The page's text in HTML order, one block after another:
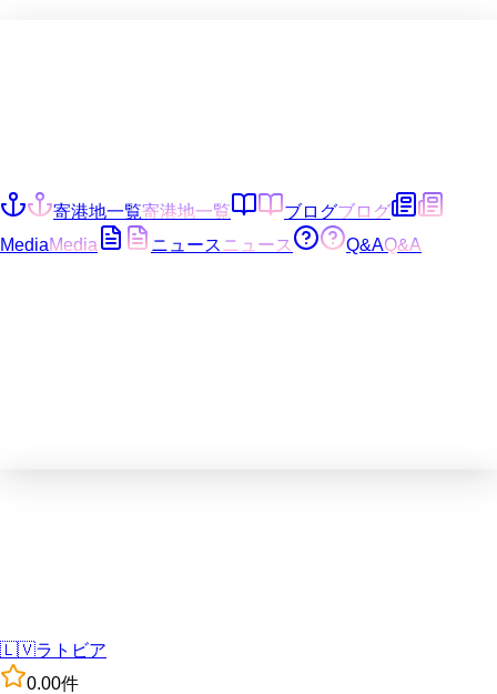
寄港地一覧寄港地一覧 ブログブログ
MediaMedia ニュース ニュース Q&AQ&A
🇱🇻ラトビア
0.00件